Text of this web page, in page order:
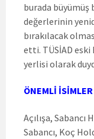
burada
değerlerinin
bırakılacak
etti. TÜSİAD eski
yerlisi olarak
ÖNEMLİ
Açılışa,
Sabancı, Koç